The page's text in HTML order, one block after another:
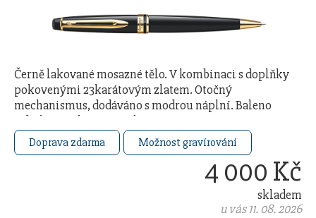
Černě lakované mosazné tělo. V kombinaci s doplňky
pokovenými 23karátovým zlatem. Otočný
mechanismus, dodáváno s modrou náplní. Baleno
v dárkovém boxu. Vyrobeno ve …
Doprava zdarma Možnost gravírování
4 000 Kč
skladem
u vás 11. 08. 2026